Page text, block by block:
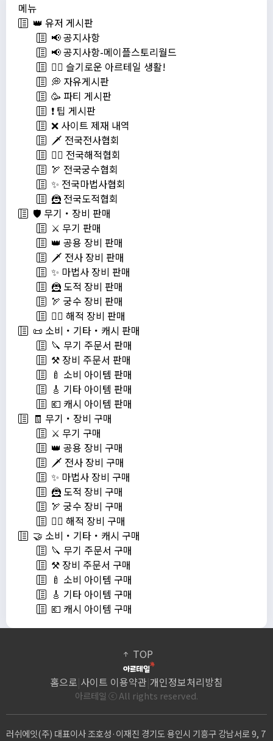
메뉴
👑 유저 게시판
📢 공지사항
📢 공지사항-메이플스토리월드
💁‍♂ 슬기로운 아르테일 생활!
💭 자유게시판
🥳 파티 게시판
❗️ 팁 게시판
❌ 사이트 제재 내역
🗡️ 전국전사협회
🏴‍☠️ 전국해적협회
🏹 전국궁수협회
✨ 전국마법사협회
🦹 전국도적협회
🛡️ 무기・장비 판매
⚔️ 무기 판매
👑 공용 장비 판매
🗡️ 전사 장비 판매
✨ 마법사 장비 판매
🦹 도적 장비 판매
🏹 궁수 장비 판매
🏴‍☠️ 해적 장비 판매
📜 소비・기타・캐시 판매
🔪 무기 주문서 판매
⚒️ 장비 주문서 판매
🍼 소비 아이템 판매
🎸 기타 아이템 판매
💶 캐시 아이템 판매
🧾 무기・장비 구매
⚔️ 무기 구매
👑 공용 장비 구매
🗡️ 전사 장비 구매
✨ 마법사 장비 구매
🦹 도적 장비 구매
🏹 궁수 장비 구매
🏴‍☠️ 해적 장비 구매
🤝 소비・기타・캐시 구매
🔪 무기 주문서 구매
⚒️ 장비 주문서 구매
🍼 소비 아이템 구매
🎸 기타 아이템 구매
💶 캐시 아이템 구매
TOP
홈으로 사이트 이용약관 개인정보처리방침
아르테일 ⓒ All rights reserved.
러쉬에잇(주) 대표이사 조호성·이재진 경기도 용인시 기흥구 강남서로 9, 7